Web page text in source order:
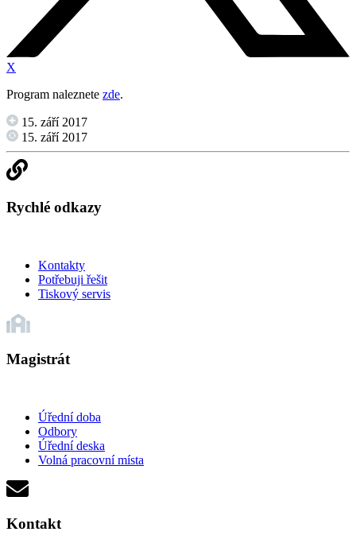
X
Program naleznete zde.
15. září 2017
15. září 2017
Rychlé odkazy
Kontakty
Potřebuji řešit
Tiskový servis
Magistrát
Úřední doba
Odbory
Úřední deska
Volná pracovní místa
Kontakt